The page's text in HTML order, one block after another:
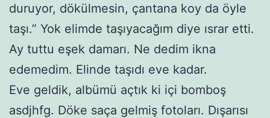
duruyor, dökülmesin, çantana koy da öyle
taşı.” Yok elimde taşıyacağım diye ısrar etti.
Ay tuttu eşek damarı. Ne dedim ikna
edemedim. Elinde taşıdı eve kadar.
Eve geldik, albümü açtık ki içi bomboş
asdjhfg. Döke saça gelmiş fotoları. Dışarısı